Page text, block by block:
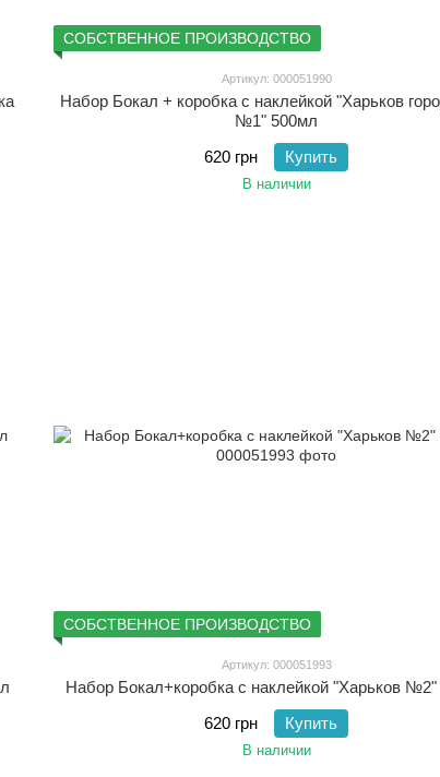
СОБСТВЕННОЕ ПРОИЗВОДСТВО
Артикул: 000051990
Набор Бокал + коробка с наклейкой "Харьков
№1" 500мл
620 грн
Купить
В наличии
СОБСТВЕННОЕ ПРОИЗВОДСТВО
Артикул: 000051993
Набор Бокал+коробка с наклейкой "Харьков
620 грн
Купить
В наличии